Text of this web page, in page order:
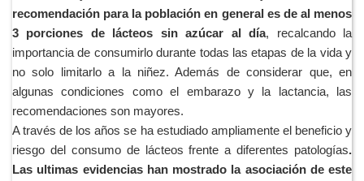
recomendación para la población en general es de al menos
3 porciones de lácteos sin azúcar al día, recalcando la
importancia de consumirlo durante todas las etapas de la vida y
no solo limitarlo a la niñez. Además de considerar que, en
algunas condiciones como el embarazo y la lactancia, las
recomendaciones son mayores.
A través de los años se ha estudiado ampliamente el beneficio y
riesgo del consumo de lácteos frente a diferentes patologías.
Las ultimas evidencias han mostrado la asociación de este